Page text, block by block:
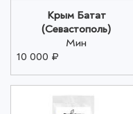
Крым Батат
(Севастополь)
Мин
10 000 ₽